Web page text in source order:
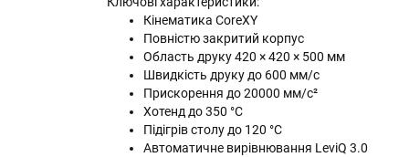
Кінематика CoreXY
Повністю закритий корпус
Область друку 420 × 420 × 500 мм
Швидкість друку до 600 мм/с
Прискорення до 20000 мм/с²
Хотенд до 350 °C
Підігрів столу до 120 °C
Автоматичне вирівнювання LeviQ 3.0